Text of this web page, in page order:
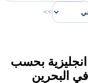
>>
انجليزية بحسب
البحرين